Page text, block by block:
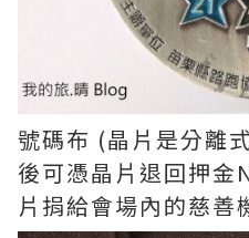
號碼布 (晶片是分離
後可憑晶片退回押
片捐給會場內的慈善